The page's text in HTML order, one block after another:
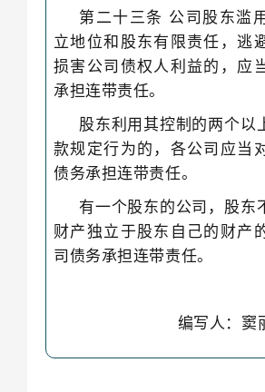
第二十三条 公司股东滥
立地位和股东有限责任，逃
损害公司债权人利益的，应
承担连带责任。
股东利用其控制的两个以
款规定行为的，各公司应当
债务承担连带责任。
有一个股东的公司，股东
财产独立于股东自己的财产
司债务承担连带责任。
编写人：窦